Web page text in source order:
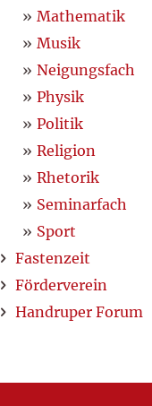
Mathematik
Musik
Neigungsfach
Physik
Politik
Religion
Rhetorik
Seminarfach
Sport
Fastenzeit
Förderverein
Handruper Forum